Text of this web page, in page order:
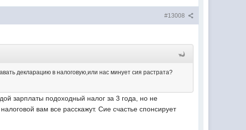
#13008
декларацию в налоговую,или нас минует сия растрата?
зарплаты подоходный налог за 3 года, но не
вам все расскажут. Сие счастье спонсирует